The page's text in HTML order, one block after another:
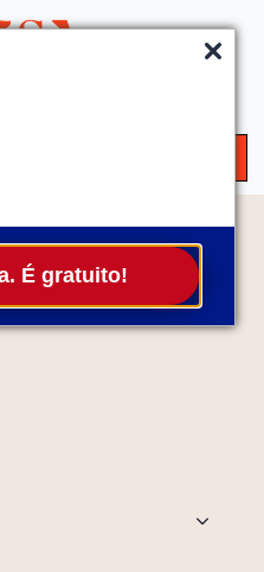
É gratuito!